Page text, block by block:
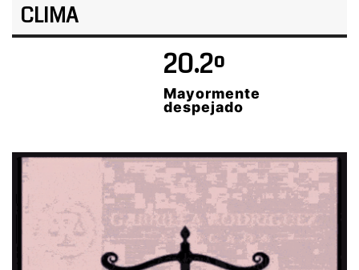
CLIMA
20.2º
Mayormente
despejado